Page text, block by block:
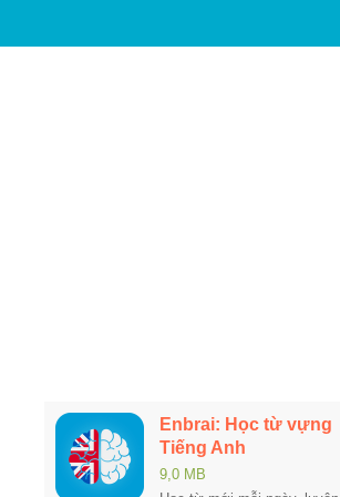
Enbrai: Học từ vựng
Tiếng Anh
9,0 MB